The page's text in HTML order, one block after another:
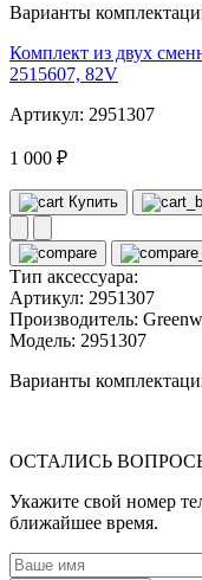
Варианты
Комплект из двух
2515607, 82V
Артикул: 2951307
1 000 ₽
Купить
Тип аксессуара:
Артикул: 2951307
Производитель:
Модель: 2951307
Варианты
ОСТАЛИСЬ
Укажите свой номер
ближайшее время.